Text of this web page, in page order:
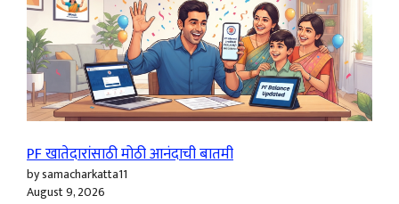
PF खातेदारांसाठी मोठी आनंदाची बातमी
by samacharkatta11
August 9, 2026